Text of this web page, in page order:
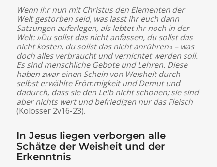
Wenn ihr nun mit Christus den Elementen der
Welt gestorben seid, was lasst ihr euch dann
Satzungen auferlegen, als lebtet ihr noch in der
Welt: »Du sollst das nicht anfassen, du sollst das
nicht kosten, du sollst das nicht anrühren« – was
doch alles verbraucht und vernichtet werden soll.
Es sind menschliche Gebote und Lehren. Diese
haben zwar einen Schein von Weisheit durch
selbst erwählte Frömmigkeit und Demut und
dadurch, dass sie den Leib nicht schonen; sie sind
aber nichts wert und befriedigen nur das Fleisch
(Kolosser 2v16-23).
In Jesus liegen verborgen alle
Schätze der Weisheit und der
Erkenntnis